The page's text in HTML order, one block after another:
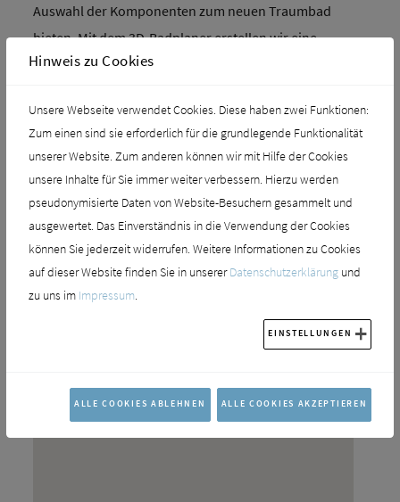
Auswahl der Komponenten zum neuen Traumbad
bieten. Mit dem 3D-Badplaner erstellen wir eine
Präsentation, damit Sie sich Ihr Traumbad räumlich
Hochkarätige, bekannte Markenprodukte ergänzen
wir mit unseren eigenen Hausserien wie
DIANA, LARIMAR und DITECH.
Hinweis zu Cookies
Unsere Webseite verwendet Cookies. Diese haben zwei Funktionen:
Zum einen sind sie erforderlich für die grundlegende Funktionalität
unserer Website. Zum anderen können wir mit Hilfe der Cookies
unsere Inhalte für Sie immer weiter verbessern. Hierzu werden
pseudonymisierte Daten von Website-Besuchern gesammelt und
ausgewertet. Das Einverständnis in die Verwendung der Cookies
können Sie jederzeit widerrufen. Weitere Informationen zu Cookies
auf dieser Website finden Sie in unsererDatenschutzerklärungund
zu uns im Impressum.
EINSTELLUNGEN
ALLE COOKIES ABLEHNEN ALLE COOKIES AKZEPTIEREN